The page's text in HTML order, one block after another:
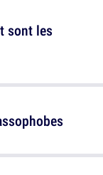
sont les